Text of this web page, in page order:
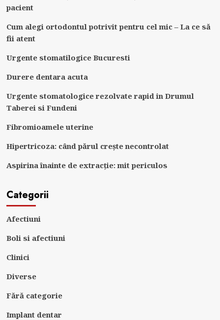
pacient
Cum alegi ortodontul potrivit pentru cel mic – La ce să
fii atent
Urgente stomatilogice Bucuresti
Durere dentara acuta
Urgente stomatologice rezolvate rapid in Drumul
Taberei si Fundeni
Fibromioamele uterine
Hipertricoza: când părul crește necontrolat
Aspirina înainte de extracție: mit periculos
Categorii
Afectiuni
Boli si afectiuni
Clinici
Diverse
Fără categorie
Implant dentar